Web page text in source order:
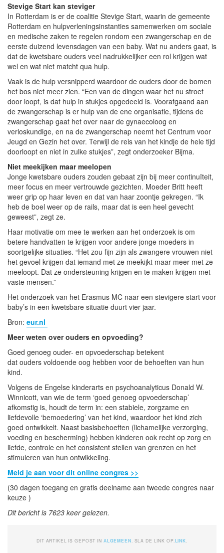
Stevige Start kan steviger
In Rotterdam is er de coalitie Stevige Start, waarin de gemeente
Rotterdam en hulpverleningsinstanties samenwerken om sociale
en medische zaken te regelen rondom een zwangerschap en de
eerste duizend levensdagen van een baby. Wat nu anders gaat, is
dat de kwetsbare ouders veel nadrukkelijker een rol krijgen wat
wel en wat niet matcht qua hulp.
Vaak is de hulp versnipperd waardoor de ouders door de bomen
het bos niet meer zien. “Een van de dingen waar het nu stroef
door loopt, is dat hulp in stukjes opgedeeld is. Voorafgaand aan
de zwangerschap is er hulp van de ene organisatie, tijdens de
zwangerschap gaat het over naar de gynaecoloog en
verloskundige, en na de zwangerschap neemt het Centrum voor
Jeugd en Gezin het over. Terwijl de reis van het kindje de hele tijd
doorloopt en niet in zulke stukjes”, zegt onderzoeker Bijma.
Niet meekijken maar meelopen
Jonge kwetsbare ouders zouden gebaat zijn bij meer continuïteit,
meer focus en meer vertrouwde gezichten. Moeder Britt heeft
weer grip op haar leven en dat van haar zoontje gekregen. “Ik
heb de boel weer op de rails, maar dat is een heel gevecht
geweest”, zegt ze.
Haar motivatie om mee te werken aan het onderzoek is om
betere handvatten te krijgen voor andere jonge moeders in
soortgelijke situaties. “Het zou fijn zijn als zwangere vrouwen niet
het gevoel krijgen dat iemand met ze meekijkt maar meer met ze
meeloopt. Dat ze ondersteuning krijgen en te maken krijgen met
vaste mensen.”
Het onderzoek van het Erasmus MC naar een stevigere start voor
baby’s in een kwetsbare situatie duurt vier jaar.
Bron: eur.nl
Meer weten over ouders en opvoeding?
Goed genoeg ouder- en opvoederschap betekent
dat ouders voldoende oog hebben voor de behoeften van hun
kind.
Volgens de Engelse kinderarts en psychoanalyticus Donald W.
Winnicott, van wie de term ‘goed genoeg opvoederschap’
afkomstig is, houdt de term in: een stabiele, zorgzame en
liefdevolle ‘bemoedering’ van het kind, waardoor het kind zich
goed ontwikkelt. Naast basisbehoeften (lichamelijke verzorging,
voeding en bescherming) hebben kinderen ook recht op zorg en
liefde, controle en het consistent stellen van grenzen en het
stimuleren van hun ontwikkeling.
Meld je aan voor dit online congres >>
(30 dagen toegang en gratis deelname aan tweede congres naar
keuze )
Dit bericht is 7623 keer gelezen.
DIT ARTIKEL IS GEPOST IN ALGEMEEN . SLA DE LINK OP. LINK